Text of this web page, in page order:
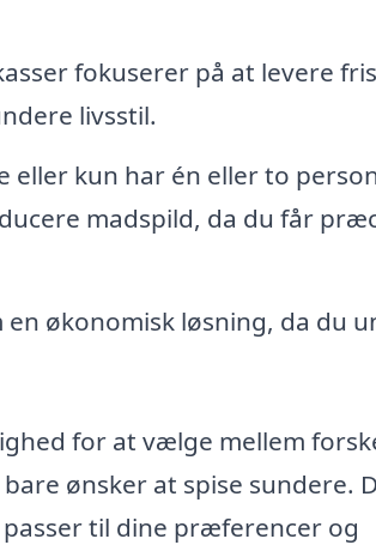
fokuserer på at levere
livsstil.
eller kun har én eller to
madspild, da du får
økonomisk løsning, da du
for at vælge mellem
ønsker at spise sundere.
til dine præferencer og